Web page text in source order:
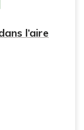
l’aire